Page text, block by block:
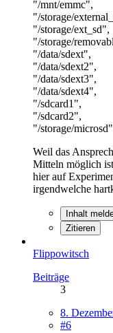
"/mnt/emmc",
"/storage/
"/storage/ext_sd",
"/storage/
"/data/sdext",
"/data/sdext2",
"/data/sdext3",
"/data/sdext4",
"/sdcard1",
"/sdcard2",
"/storage/microsd"
Weil das
Mitteln möglich
hier auf
irgendwelche
Inhalt
Zitieren
Flippowitsch
Beiträge
3
8.
#6